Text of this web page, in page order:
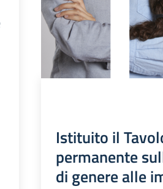
Istituito il
permanente
di genere alle